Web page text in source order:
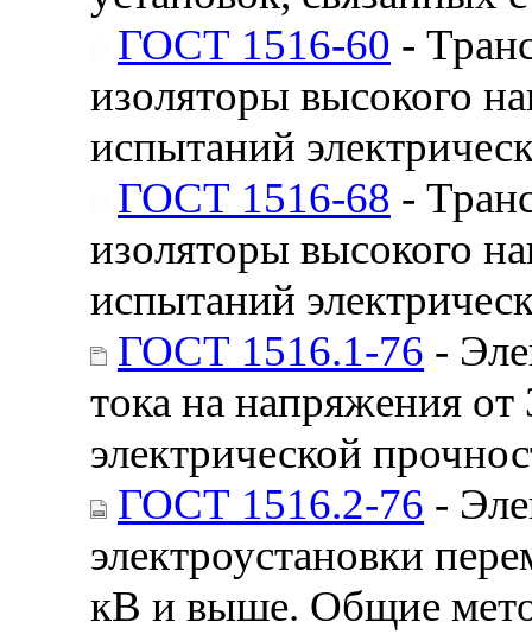
ГОСТ 1516-60 -
изоляторы высокого
испытаний
ГОСТ 1516-68 -
изоляторы высокого
испытаний
ГОСТ 1516.1-76 -
тока на напряжения
электрической
ГОСТ 1516.2-76 -
электроустановки
кВ и выше. Общие